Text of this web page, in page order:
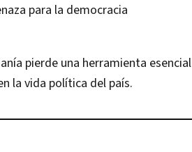
para la democracia
pierde una herramienta esencial
la vida política del país.